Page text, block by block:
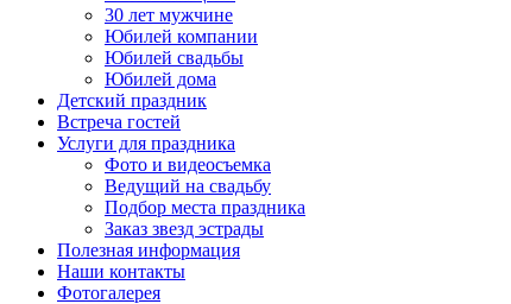
30 лет мужчине
Юбилей компании
Юбилей свадьбы
Юбилей дома
Детский праздник
Встреча гостей
Услуги для праздника
Фото и видеосъемка
Ведущий на свадьбу
Подбор места праздника
Заказ звезд эстрады
Полезная информация
Наши контакты
Фотогалерея